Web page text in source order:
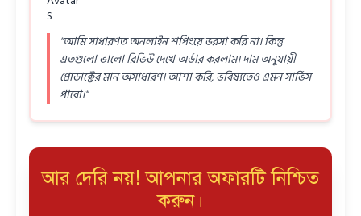
"আমি সাধারণত অনলাইন শপিংয়ে ভরসা করি না। কিন্তু
এতগুলো ভালো রিভিউ দেখে অর্ডার করলাম। দাম অনুযায়ী
প্রোডাক্টের মান অসাধারণ। আশা করি, ভবিষ্যতেও এমন সার্ভিস
পাবো।"
আর দেরি নয়! আপনার অফারটি নিশ্চিত
করুন।